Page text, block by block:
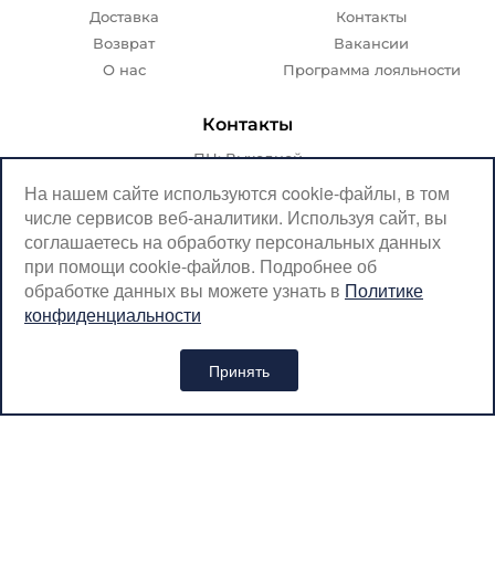
Доставка
Возврат
О нас
Контакты
Вакансии
Программа лояльности
Контакты
ПН: Выходной
ВТ-ПТ: с 07:00 до 20:00
СБ-ВС: с 08:00 до 18:00
Москва, Крылатская, 10
SerpantinCyclingShop@gmail.com
+7 (926) 899-38-31
На нашем сайте используются cookie-файлы, в том
числе сервисов веб-аналитики. Используя сайт, вы
соглашаетесь на обработку персональных данных
при помощи cookie-файлов. Подробнее об
обработке данных вы можете узнать в Политике
конфиденциальности
Принять